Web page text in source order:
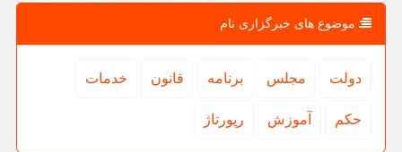
موضوع های خبرگزاری نام
دولت مجلس برنامه قانون خدمات
حكم آموزش رپورتاژ